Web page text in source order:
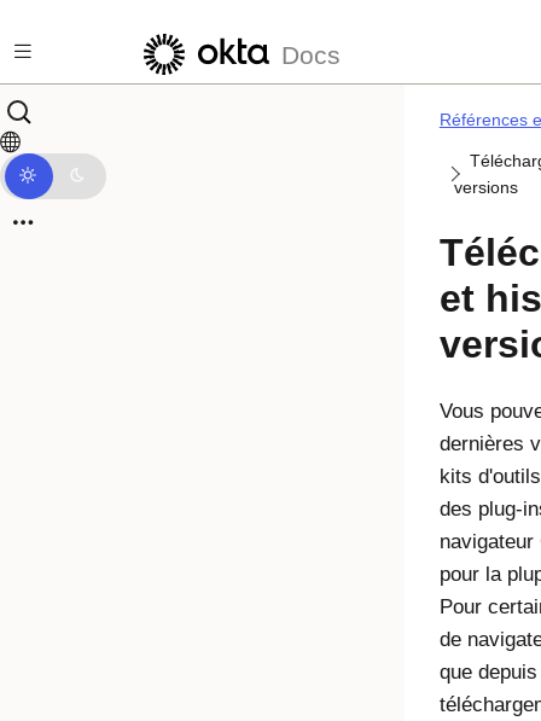
Docs
Références
versions
et
Vous
dernières
kits
des plug-
navigateur
pour la
Pour
de
que